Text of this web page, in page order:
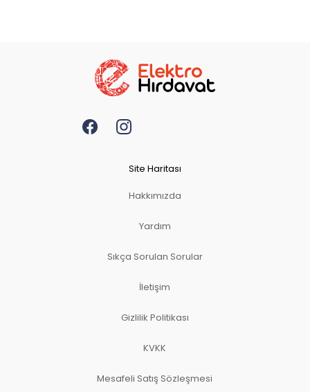
Site Haritası
Hakkımızda
Yardım
Sıkça Sorulan Sorular
İletişim
Gizlilik Politikası
KVKK
Mesafeli Satış Sözleşmesi